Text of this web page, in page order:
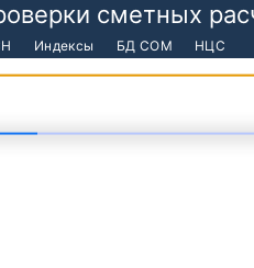
сметных
Индексы БД СОМ НЦС
попробуйте позже.